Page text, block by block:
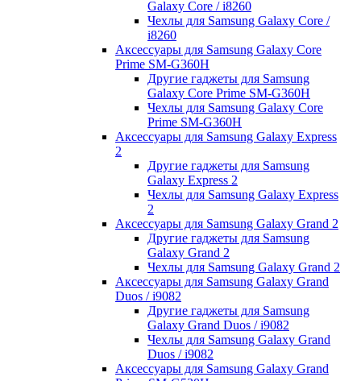
Galaxy Core / i8260
Чехлы для Samsung Galaxy Core /
i8260
Аксессуары для Samsung Galaxy Core
Prime SM-G360H
Другие гаджеты для Samsung
Galaxy Core Prime SM-G360H
Чехлы для Samsung Galaxy Core
Prime SM-G360H
Аксессуары для Samsung Galaxy Express
2
Другие гаджеты для Samsung
Galaxy Express 2
Чехлы для Samsung Galaxy Express
2
Аксессуары для Samsung Galaxy Grand 2
Другие гаджеты для Samsung
Galaxy Grand 2
Чехлы для Samsung Galaxy Grand 2
Аксессуары для Samsung Galaxy Grand
Duos / i9082
Другие гаджеты для Samsung
Galaxy Grand Duos / i9082
Чехлы для Samsung Galaxy Grand
Duos / i9082
Аксессуары для Samsung Galaxy Grand